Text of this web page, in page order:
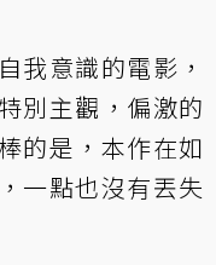
我意識的電影，
別主觀，偏激的
的是，本作在如
一點也沒有丟失